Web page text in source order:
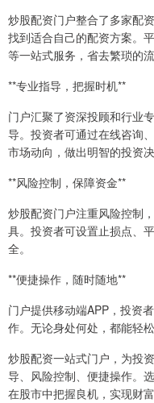
炒股配资门户整合了多家配
找到适合自己的配资方案。
等一站式服务，省去繁琐的
**专业指导，把握时机**
门户汇聚了资深投顾和行业
导。投资者可通过在线咨询
市场动向，做出明智的投资决
**风险控制，保障资金**
炒股配资门户注重风险控制
具。投资者可设置止损点、
全。
**便捷操作，随时随地**
门户提供移动端APP，投资
作。无论身处何处，都能轻
炒股配资一站式门户，为投
导、风险控制、便捷操作。
在股市中把握良机，实现财富